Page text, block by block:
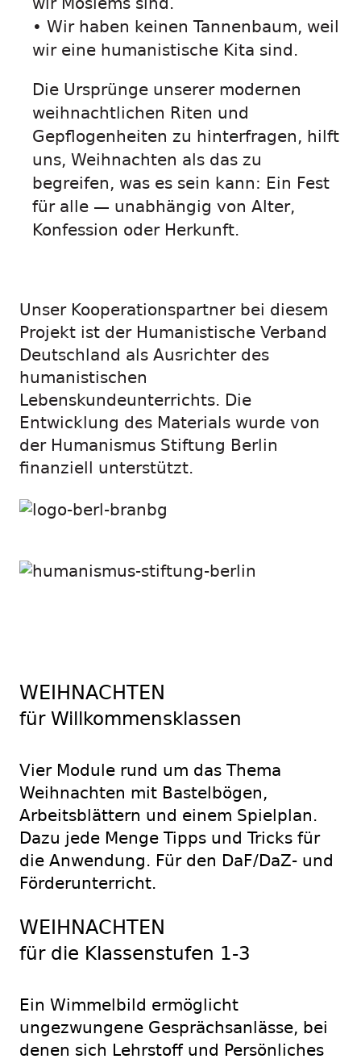
• Wir haben keinen Tannenbaum, weil
wir eine humanistische Kita sind.
Die Ursprünge unserer modernen
weihnachtlichen Riten und
Gepflogenheiten zu hinterfragen, hilft
uns, Weihnachten als das zu
begreifen, was es sein kann: Ein Fest
für alle — unabhängig von Alter,
Konfession oder Herkunft.
Unser Kooperationspartner bei diesem
Projekt ist der Humanistische Verband
Deutschland als Ausrichter des
humanistischen
Lebenskundeunterrichts. Die
Entwicklung des Materials wurde von
der Humanismus Stiftung Berlin
finanziell unterstützt.
WEIHNACHTEN
für Willkommensklassen
Vier Module rund um das Thema
Weihnachten mit Bastelbögen,
Arbeitsblättern und einem Spielplan.
Dazu jede Menge Tipps und Tricks für
die Anwendung. Für den DaF/DaZ- und
Förderunterricht.
WEIHNACHTEN
für die Klassenstufen 1-3
Ein Wimmelbild ermöglicht
ungezwungene Gesprächsanlässe, bei
denen sich Lehrstoff und Persönliches